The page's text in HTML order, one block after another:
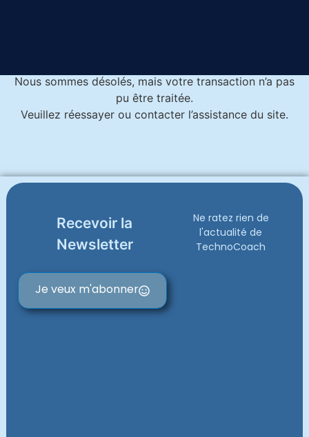
Nous sommes désolés, mais votre transaction n’a pas
pu être traitée.
Veuillez réessayer ou contacter l’assistance du site.
Recevoir la
Newsletter
Ne ratez rien de
l'actualité de
TechnoCoach
Je veux m'abonner